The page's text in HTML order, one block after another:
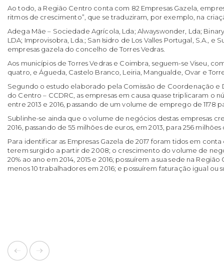
Ao todo, a Região Centro conta com 82 Empresas Gazela,
ritmos de crescimento”, que se traduziram, por exemplo, na
Adega Mãe – Sociedade Agrícola, Lda; Alwayswonder, Lda;
LDA; Improvisobra, Lda.; San Isidro de Los Valles Portugal, S.A., e
empresas gazela do concelho de Torres Vedras.
Aos municípios de Torres Vedras e Coimbra, seguem-se Viseu,
quatro, e Águeda, Castelo Branco, Leiria, Mangualde, Ovar e
Segundo o estudo elaborado pela Comissão de Coordenação e
do Centro – CCDRC, as empresas em causa quase triplicaram o
entre 2013 e 2016, passando de um volume de emprego de 1178
Sublinhe-se ainda que o volume de negócios destas empresas
2016, passando de 55 milhões de euros, em 2013, para 256 milhões
Para identificar as Empresas Gazela de 2017 foram tidos em
terem surgido a partir de 2008; o crescimento do volume de
20% ao ano em 2014, 2015 e 2016; possuírem a sua sede na
menos 10 trabalhadores em 2016; e possuírem faturação igual ou